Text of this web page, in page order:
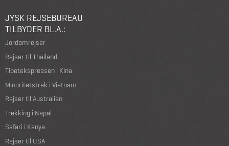
JYSK REJSEBUREAU
TILBYDER BL.A.:
Jordomrejser
Rejser til Thailand
Tibetekspressen i Kina
Minoritetstrek i Vietnam
Rejser til Australien
Trekking i Nepal
Safari i Kenya
Rejser til USA